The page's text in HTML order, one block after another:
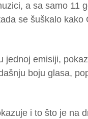
a sa samo 11
se šuškalo kako
jednoj emisiji,
boju glasa,
i to što je na